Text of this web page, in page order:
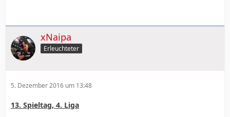
xNaipa
Erleuchteter
5. Dezember 2016 um 13:48
13. Spieltag, 4. Liga